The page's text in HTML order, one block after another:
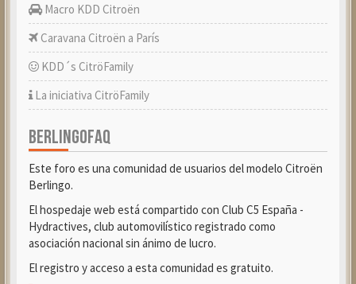
Macro KDD Citroën
Caravana Citroën a París
KDD´s CitröFamily
La iniciativa CitröFamily
BERLINGOFAQ
Este foro es una comunidad de usuarios del modelo Citroën
Berlingo.
El hospedaje web está compartido con Club C5 España -
Hydractives, club automovilístico registrado como
asociación nacional sin ánimo de lucro.
El registro y acceso a esta comunidad es gratuito.